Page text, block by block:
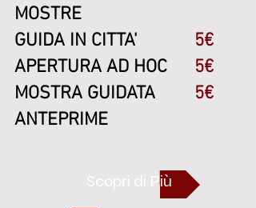
MOSTRE
GUIDA IN CITTA'
APERTURA AD HOC
MOSTRA GUIDATA
ANTEPRIME
5€
5€
5€
Scopri di Più